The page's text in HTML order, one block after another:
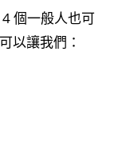
個一般人也可
以讓我們：